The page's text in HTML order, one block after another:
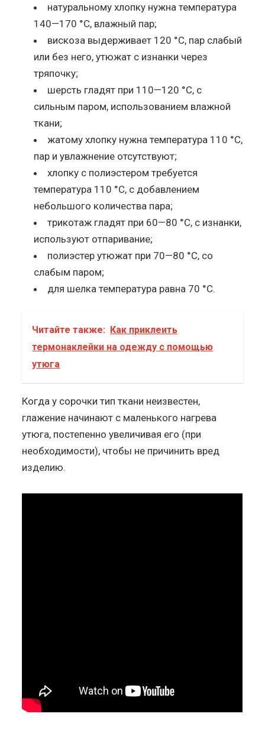
натуральному хлопку нужна температура
140—170 °C, влажный пар;
вискоза выдерживает 120 °C, пар слабый
или без него, утюжат с изнанки через
тряпочку;
шерсть гладят при 110—120 °C, с
сильным паром, использованием влажной
ткани;
жатому хлопку нужна температура 110 °C,
пар и увлажнение отсутствуют;
хлопку с полиэстером требуется
температура 110 °C, с добавлением
небольшого количества пара;
трикотаж гладят при 60—80 °C, с изнанки,
используют отпаривание;
полиэстер утюжат при 70—80 °C, со
слабым паром;
для шелка температура равна 70 °C.
Читайте также: Как приклеить
термонаклейки на одежду с помощью
утюга
Когда у сорочки тип ткани неизвестен,
глажение начинают с маленького нагрева
утюга, постепенно увеличивая его (при
необходимости), чтобы не причинить вред
изделию.